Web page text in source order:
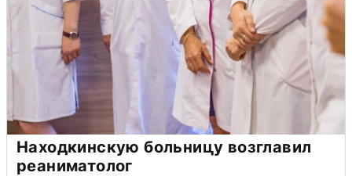
Находкинскую больницу возглавил
реаниматолог